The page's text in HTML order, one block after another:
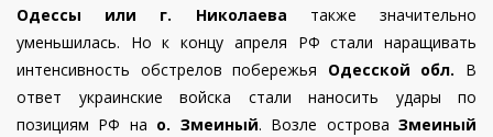
Одессы или г. Николаева также значительно
уменьшилась. Но к концу апреля РФ стали наращивать
интенсивность обстрелов побережья Одесской обл. В
ответ украинские войска стали наносить удары по
позициям РФ на о. Змеиный. Возле островаЗмеиный